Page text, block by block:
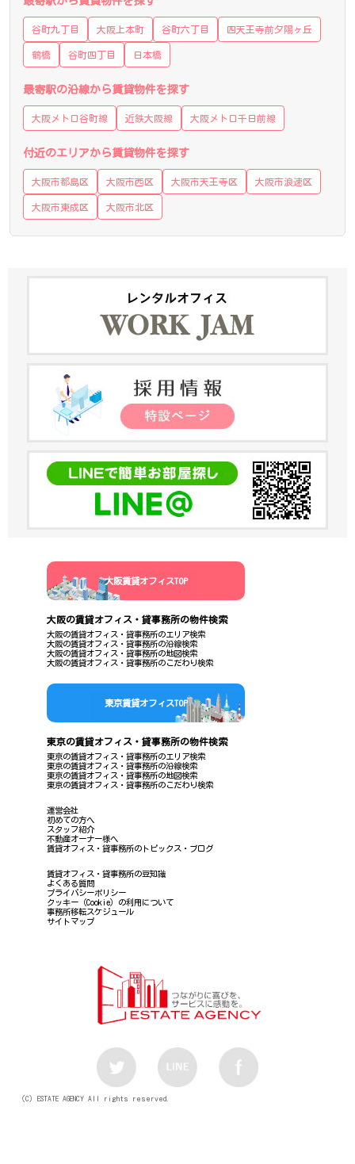
谷町九丁目 大阪上本町 谷町六丁目 四天王寺前夕陽ヶ丘
鶴橋 谷町四丁目 日本橋
最寄駅の沿線から賃貸物件を探す
大阪メトロ谷町線 近鉄大阪線 大阪メトロ千日前線
付近のエリアから賃貸物件を探す
大阪市都島区 大阪市西区 大阪市天王寺区 大阪市浪速区
大阪市東成区 大阪市北区
大阪賃貸オフィスTOP
大阪の賃貸オフィス・貸事務所の物件検索
大阪の賃貸オフィス・貸事務所のエリア検索
大阪の賃貸オフィス・貸事務所の沿線検索
大阪の賃貸オフィス・貸事務所の地図検索
大阪の賃貸オフィス・貸事務所のこだわり検索
東京賃貸オフィスTOP
東京の賃貸オフィス・貸事務所の物件検索
東京の賃貸オフィス・貸事務所のエリア検索
東京の賃貸オフィス・貸事務所の沿線検索
東京の賃貸オフィス・貸事務所の地図検索
東京の賃貸オフィス・貸事務所のこだわり検索
運営会社
初めての方へ
スタッフ紹介
不動産オーナー様へ
賃貸オフィス・貸事務所のトピックス・ブログ
賃貸オフィス・貸事務所の豆知識
よくある質問
プライバシーポリシー
クッキー（Cookie）の利用について
事務所移転スケジュール
サイトマップ
（C）ESTATE AGENCY All rights reserved.